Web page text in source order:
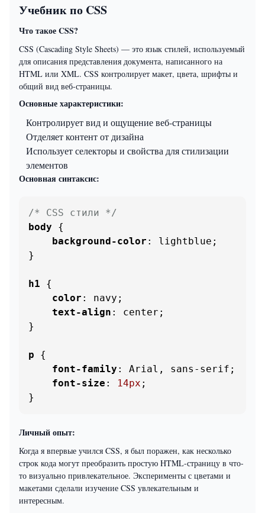
Учебник по CSS
Что такое CSS?
CSS (Cascading Style Sheets) — это язык стилей, используемый
для описания представления документа, написанного на
HTML или XML. CSS контролирует макет, цвета, шрифты и
общий вид веб-страницы.
Основные характеристики:
Контролирует вид и ощущение веб-страницы
Отделяет контент от дизайна
Использует селекторы и свойства для стилизации
элементов
Основная синтаксис:
/* CSS стили */
body {
background-color : lightblue;
}
h1 {
color : navy;
text-align : center;
}
p {
font-family : Arial, sans-serif;
font-size : 14px ;
}
Личный опыт:
Когда я впервые учился CSS, я был поражен, как несколько
строк кода могут преобразить простую HTML-страницу в что-
то визуально привлекательное. Эксперименты с цветами и
макетами сделали изучение CSS увлекательным и
интересным.